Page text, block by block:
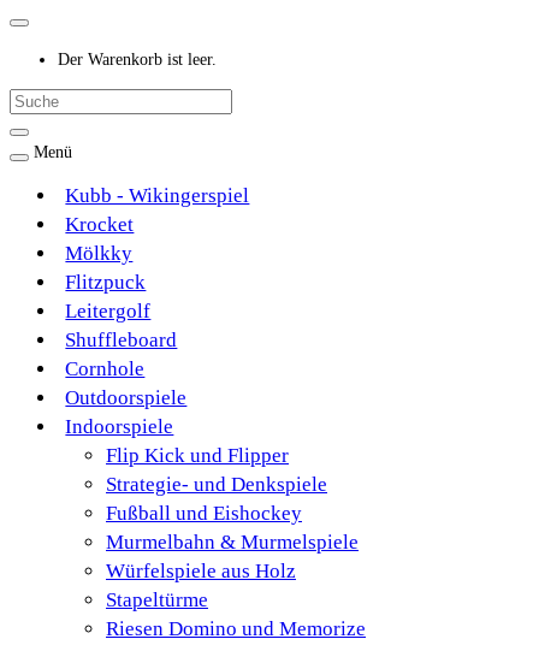
Der Warenkorb ist leer.
Menü
Kubb - Wikingerspiel
Krocket
Mölkky
Flitzpuck
Leitergolf
Shuffleboard
Cornhole
Outdoorspiele
Indoorspiele
Flip Kick und Flipper
Strategie- und Denkspiele
Fußball und Eishockey
Murmelbahn & Murmelspiele
Würfelspiele aus Holz
Stapeltürme
Riesen Domino und Memorize